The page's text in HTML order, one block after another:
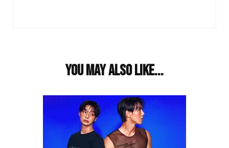
You may also like...